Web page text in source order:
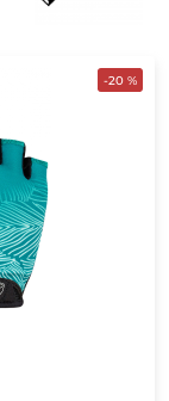
-20 %